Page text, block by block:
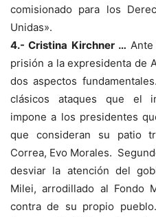
comisionado para los
Unidas».
4.- Cristina Kirchner …
prisión a la expresidenta de
dos aspectos
clásicos ataques que el
impone a los presidentes
que consideran su patio
Correa, Evo Morales.
desviar la atención del
Milei, arrodillado al Fondo
contra de su propio